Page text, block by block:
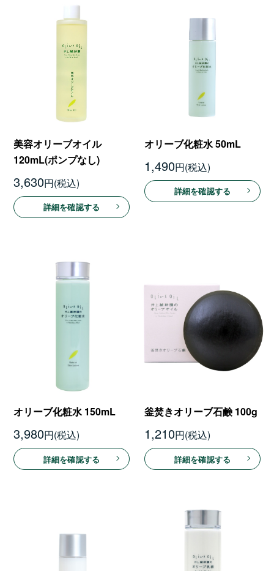
美容オリーブオイル
120mL(ポンプなし)
3,630円
詳細を確認する
オリーブ化粧水 50mL
1,490円
詳細を確認する
オリーブ化粧水 150mL
3,980円
詳細を確認する
釜焚きオリーブ石鹸 100g
1,210円
詳細を確認する